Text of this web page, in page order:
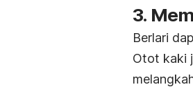
3.
Berlari
Otot kaki